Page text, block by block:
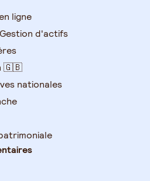
ligne
Gestion d'actifs
🇬🇧
nationales